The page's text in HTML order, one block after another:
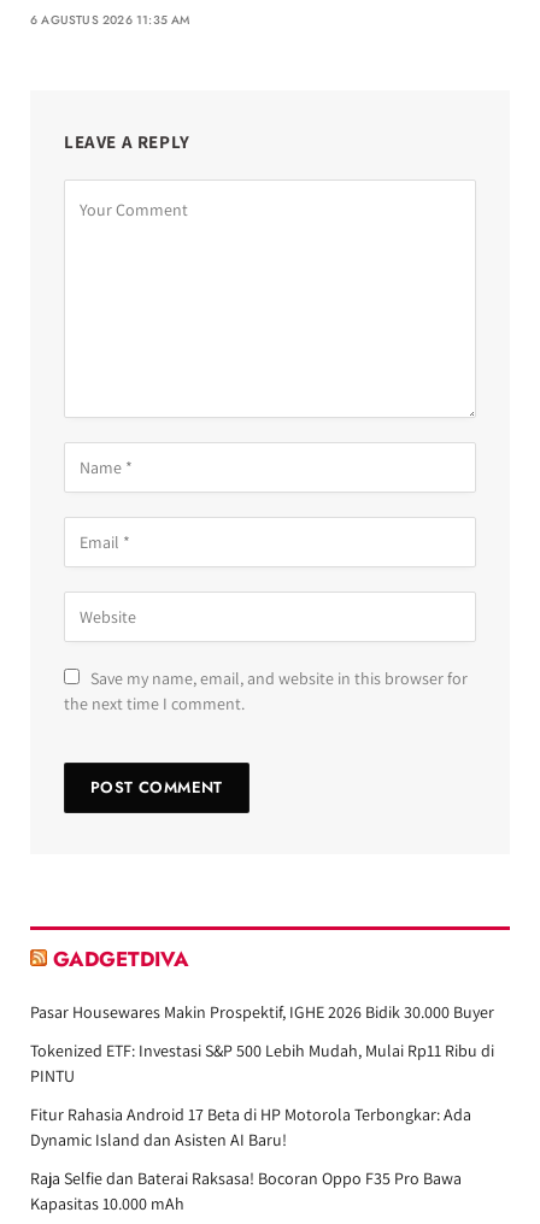
6 AGUSTUS 2026 11:35 AM
LEAVE A REPLY
Save my name, email, and website in this browser for
the next time I comment.
GADGETDIVA
Pasar Housewares Makin Prospektif, IGHE 2026 Bidik 30.000 Buyer
Tokenized ETF: Investasi S&P 500 Lebih Mudah, Mulai Rp11 Ribu di
PINTU
Fitur Rahasia Android 17 Beta di HP Motorola Terbongkar: Ada
Dynamic Island dan Asisten AI Baru!
Raja Selfie dan Baterai Raksasa! Bocoran Oppo F35 Pro Bawa
Kapasitas 10.000 mAh